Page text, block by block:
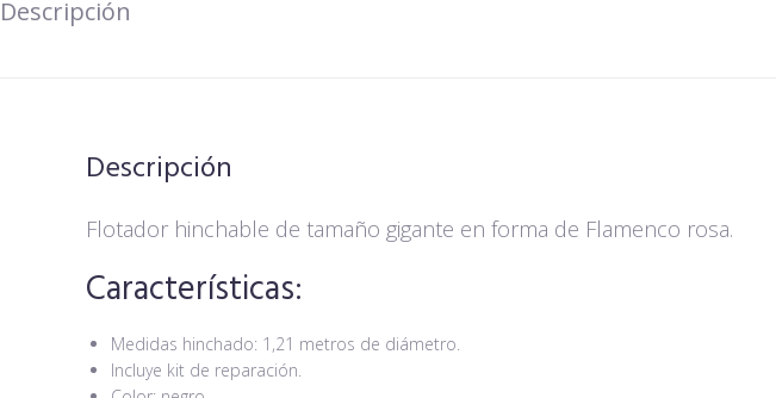
Descripción
Descripción
Flotador hinchable de tamaño gigante en forma de Flamenco rosa.
Características:
Medidas hinchado: 1,21 metros de diámetro.
Incluye kit de reparación.